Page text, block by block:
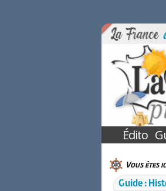
Édito
Vous êtes
Guide :